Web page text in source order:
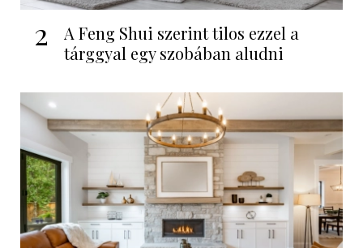
2
A Feng Shui szerint tilos ezzel a
tárggyal egy szobában aludni